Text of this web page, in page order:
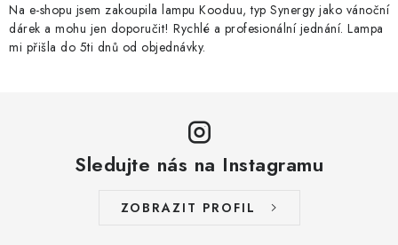
Na e-shopu jsem zakoupila lampu Kooduu, typ Synergy jako vánoční
dárek a mohu jen doporučit! Rychlé a profesionální jednání. Lampa
mi přišla do 5ti dnů od objednávky.
Sledujte nás na Instagramu
ZOBRAZIT PROFIL